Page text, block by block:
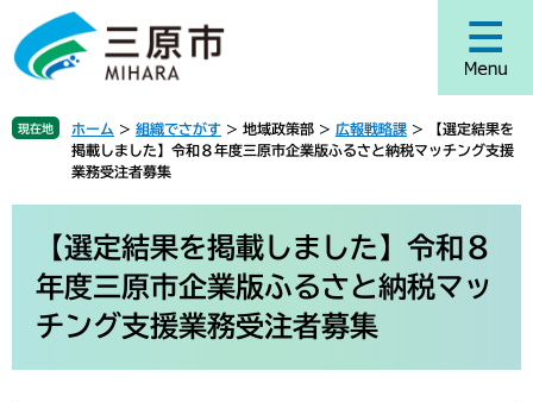
ジ
頭
ュ
飛現在地 ホーム > 組織でさがす > 地域政策部 > 広報戦略課 >
【選定結果を
掲載しました】令和８年度三原市企業版ふるさと納税マッチング支援
業務受注者募集
【選定結果を掲載しました】令和８
年度三原市企業版ふるさと納税マッ
チング支援業務受注者募集